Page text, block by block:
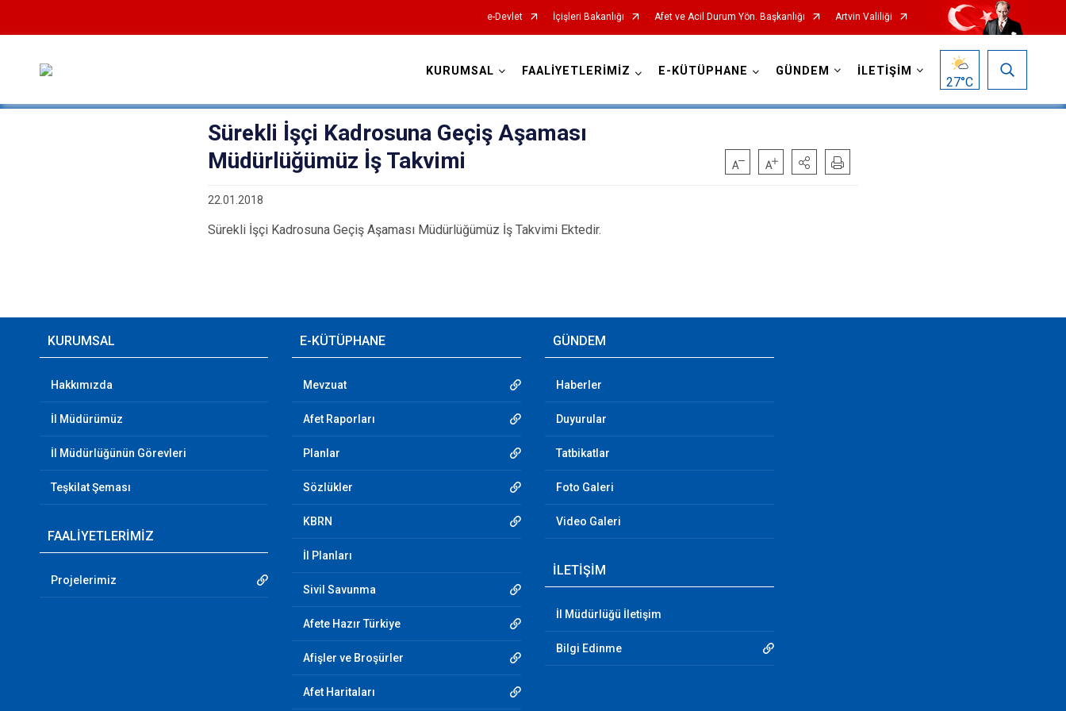
e-Devlet İçişleri Bakanlığı Afet ve Acil Durum Yön. Başkanlığı Artvin Valiliği
KURUMSAL FAALİYETLERİMİZ E-KÜTÜPHANE GÜNDEM İLETİŞİM
27°C
Sürekli İşçi Kadrosuna Geçiş Aşaması
Müdürlüğümüz İş Takvimi
22.01.2018
Sürekli İşçi Kadrosuna Geçiş Aşaması Müdürlüğümüz İş Takvimi Ektedir.
KURUMSAL
Hakkımızda
İl Müdürümüz
İl Müdürlüğünün Görevleri
Teşkilat Şeması
FAALİYETLERİMİZ
Projelerimiz
E-KÜTÜPHANE
Mevzuat
Afet Raporları
Planlar
Sözlükler
KBRN
İl Planları
Sivil Savunma
Afete Hazır Türkiye
Afişler ve Broşürler
Afet Haritaları
GÜNDEM
Haberler
Duyurular
Tatbikatlar
Foto Galeri
Video Galeri
İLETİŞİM
İl Müdürlüğü İletişim
Bilgi Edinme